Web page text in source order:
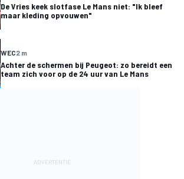
De Vries keek slotfase Le Mans niet: "Ik bleef
maar kleding opvouwen"
WEC2 m
Achter de schermen bij Peugeot: zo bereidt een
team zich voor op de 24 uur van Le Mans